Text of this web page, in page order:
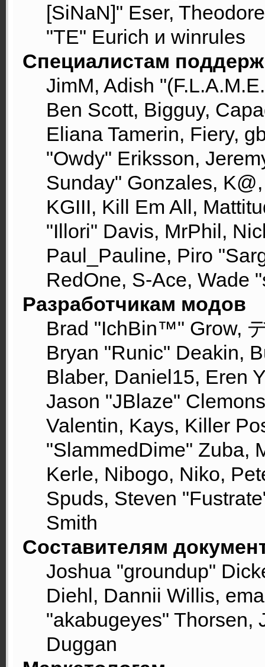
[SiNaN]" Eser,
"TE" Eurich и winrules
Специалистам
JimM, Adish
Ben Scott, Bigguy,
Eliana Tamerin, Fiery,
"Owdy" Eriksson,
Sunday" Gonzales,
KGIII, Kill Em All,
"Illori" Davis, MrPhil,
Paul_Pauline, Piro
RedOne, S-Ace, Wade
Разработчикам модов
Brad "IchBin™" Grow,
Bryan "Runic" Deakin,
Blaber, Daniel15, Eren
Jason "JBlaze"
Valentin, Kays, Killer
"SlammedDime" Zuba,
Kerle, Nibogo, Niko,
Spuds, Steven
Smith
Составителям
Joshua "groundup"
Diehl, Dannii Willis,
"akabugeyes" Thorsen,
Duggan